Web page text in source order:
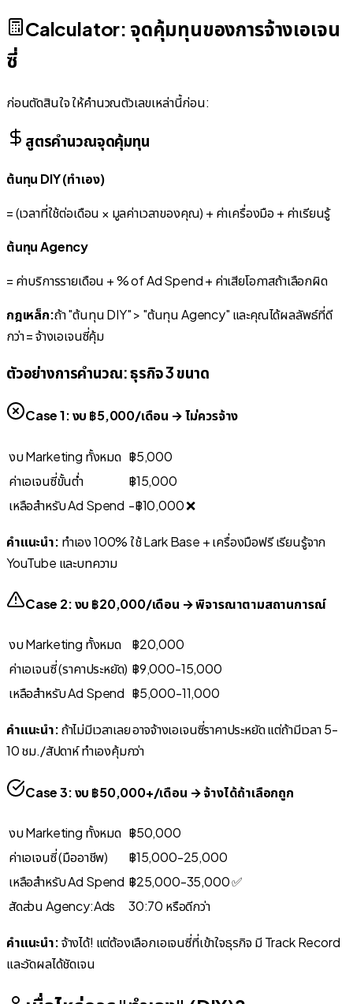
Calculator: จุดคุ้มทุนของการจ้างเอเจน
ซี่
ก่อนตัดสินใจ ให้คำนวณตัวเลขเหล่านี้ก่อน:
สูตรคำนวณจุดคุ้มทุน
ต้นทุน DIY (ทำเอง)
= (เวลาที่ใช้ต่อเดือน × มูลค่าเวลาของคุณ) + ค่าเครื่องมือ + ค่าเรียนรู้
ต้นทุน Agency
= ค่าบริการรายเดือน + % of Ad Spend + ค่าเสียโอกาสถ้าเลือกผิด
กฎเหล็ก:ถ้า "ต้นทุน DIY" > "ต้นทุน Agency" และคุณได้ผลลัพธ์ที่ดี
กว่า = จ้างเอเจนซี่คุ้ม
ตัวอย่างการคำนวณ: ธุรกิจ 3 ขนาด
Case 1: งบ ฿5,000/เดือน → ไม่ควรจ้าง
งบ Marketing ทั้งหมด ฿5,000
ค่าเอเจนซี่ขั้นต่ำ
฿15,000
เหลือสำหรับ Ad Spend -฿10,000 ❌
คำแนะนำ: ทำเอง 100% ใช้ Lark Base + เครื่องมือฟรี เรียนรู้จาก
YouTube และบทความ
Case 2: งบ ฿20,000/เดือน → พิจารณาตามสถานการณ์
งบ Marketing ทั้งหมด
฿20,000
ค่าเอเจนซี่ (ราคาประหยัด) ฿9,000-15,000
เหลือสำหรับ Ad Spend ฿5,000-11,000
คำแนะนำ:ถ้าไม่มีเวลาเลย อาจจ้างเอเจนซี่ราคาประหยัด แต่ถ้ามีเวลา 5-
10 ชม./สัปดาห์ ทำเองคุ้มกว่า
Case 3: งบ ฿50,000+/เดือน → จ้างได้ถ้าเลือกถูก
งบ Marketing ทั้งหมด ฿50,000
ค่าเอเจนซี่ (มืออาชีพ)
฿15,000-25,000
เหลือสำหรับ Ad Spend ฿25,000-35,000 ✅
สัดส่วน Agency:Ads
30:70 หรือดีกว่า
คำแนะนำ:จ้างได้! แต่ต้องเลือกเอเจนซี่ที่เข้าใจธุรกิจ มี Track Record
และวัดผลได้ชัดเจน